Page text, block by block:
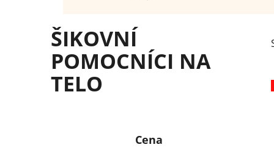
ŠIKOVNÍ
POMOCNÍCI NA
TELO
Cena